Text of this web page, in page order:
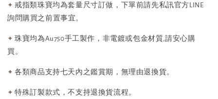
✦ 戒指類珠寶均為套量尺寸訂做，下單前請先私訊官方LINE
詢問購買之前置事宜。
✦ 珠寶均為Au750手工製作，非電鍍或包金材質,請安心購
買。
✦ 各類商品支持七天內之鑑賞期，無理由退換貨。
✦ 特殊訂製款式，不支持退換貨流程。